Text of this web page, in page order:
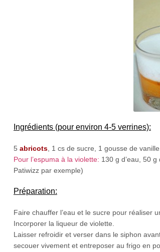
Ingrédients (pour environ 4-5 verrines):
5 abricots, 1 cs de sucre, 1 gousse de
Pour l’espuma à la violette: 130 g d’eau, 50
Patiwizz par exemple)
Préparation:
Faire chauffer l’eau et le sucre pour réaliser
Incorporer la liqueur de violette.
Laisser refroidir et verser dans le siphon
secouer vivement et entreposer au frigo en